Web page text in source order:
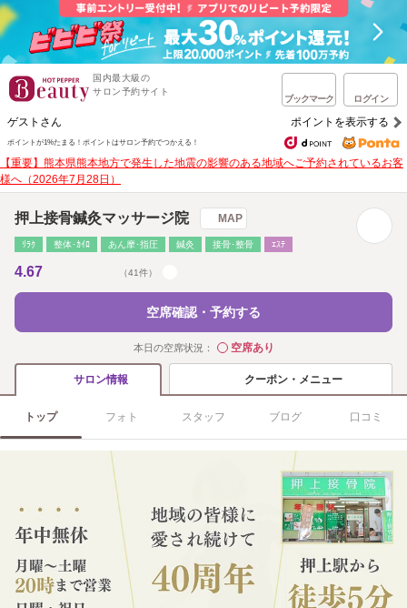
国内最大級の
サロン予約サイト
ブックマーク ログイン
ゲストさん ポイントを表示する
ポイントが1%たまる！ ポイントはサロン予約でつかえる！
【重要】熊本県熊本地方で発生した地震の影響のある地域へご予約されているお客
様へ（2026年7月28日）
押上接骨鍼灸マッサージ院 MAP
ﾘﾗｸ 整体･ｶｲﾛ あん摩･指圧 鍼灸 接骨･整骨 ｴｽﾃ
4.67 （41件）
空席確認・予約する
本日の空席状況： ◯空席あり
サロン情報 クーポン・メニュー
トップ フォト スタッフ ブログ 口コミ